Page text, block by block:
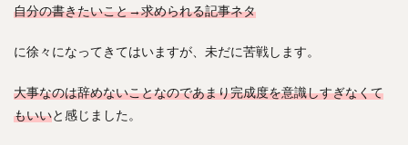
自分の書きたいこと→求められる記事ネタ
に徐々になってきてはいますが、未だに苦戦します。
大事なのは辞めないことなのであまり完成度を意識しすぎなくて
もいいと感じました。